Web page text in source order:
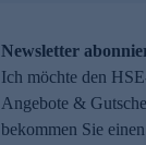
Newsletter
Ich möchte den
Angebote &
bekommen Sie